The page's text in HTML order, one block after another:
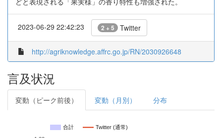
2023-06-29 22:42:23 2 + 5 Twitter
http://agriknowledge.affrc.go.jp/RN/2030926648
言及状況
変動（ピーク前後） 変動（月別） 分布
合計 Twitter (通常)